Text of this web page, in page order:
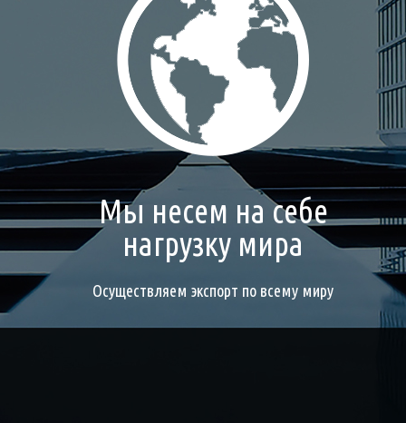
Мы несем на себе
нагрузку мира
Осуществляем экспорт по всему миру